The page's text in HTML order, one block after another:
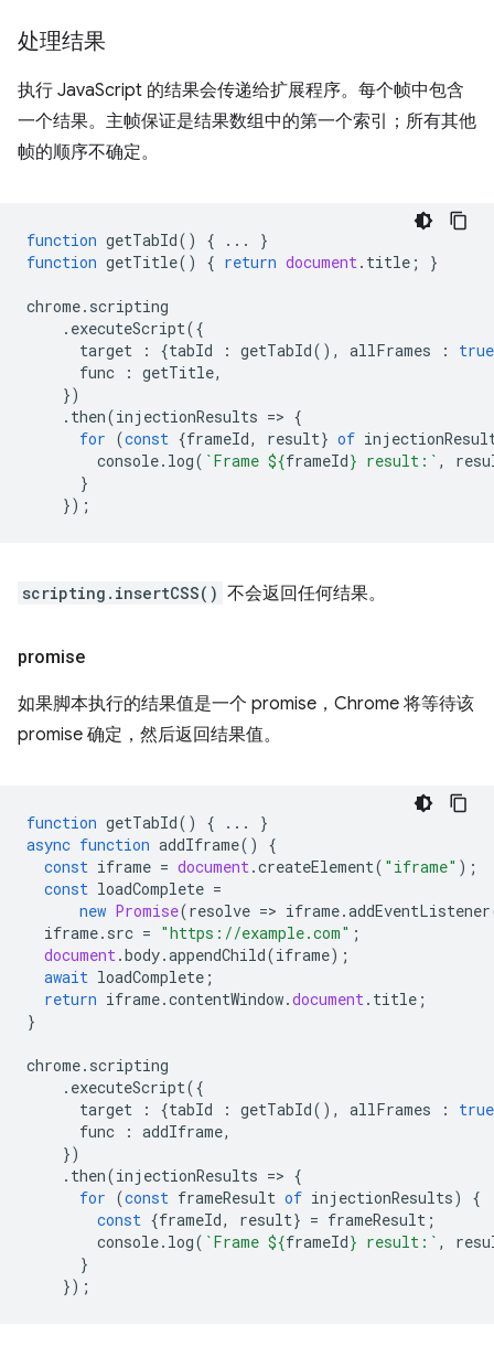
处理结果
执行 JavaScript 的结果会传递给扩展程序。每个帧中包含
一个结果。主帧保证是结果数组中的第一个索引；所有其他
帧的顺序不确定。
function getTabId() { ...
}
function getTitle() { return document. title ; }
chrome. scripting
. executeScript({
target
: {tabId : getTabId(), allFrames :
true
func
: getTitle,
})
. then(injectionResults => {
for (const {frameId, result} of
console. log( `Frame ${frameId} result:` ,
}
});
scripting.insertCSS() 不会返回任何结果。
promise
如果脚本执行的结果值是一个 promise，Chrome 将等待该
promise 确定，然后返回结果值。
function getTabId() { ...
}
async function addIframe()
{
const iframe = document.createElement( "iframe" );
const loadComplete =
new Promise(resolve => iframe.addEventListener
iframe. src = "https://example.com" ;
document.body.appendChild(iframe);
await loadComplete ;
return iframe.contentWindow.document. title ;
}
chrome. scripting
. executeScript({
target
: {tabId : getTabId(), allFrames :
true
func
: addIframe,
})
. then(injectionResults => {
for (const frameResult of injectionResults)
{
const {frameId, result} = frameResult ;
console. log( `Frame ${frameId} result:` ,
}
});